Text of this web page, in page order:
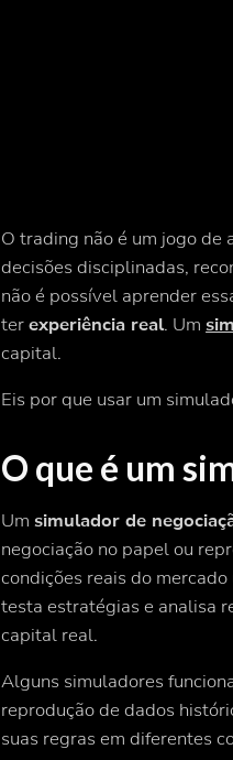
O trading não é um jogo
decisões disciplinadas,
não é possível aprender
terexperiência real. Um
capital.
Eis por que usar um
O que é um
Umsimulador de
negociação no papel ou
condições reais do
testa estratégias e analisa
capital real.
Alguns simuladores
reprodução de dados
suas regras em diferentes